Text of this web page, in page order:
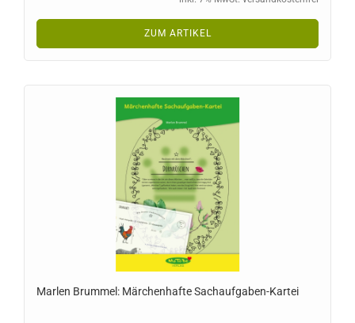
ZUM ARTIKEL
Marlen Brummel: Märchenhafte Sachaufgaben-Kartei